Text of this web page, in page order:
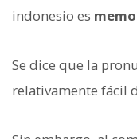
indonesio es
Se dice que la
relativamente fácil